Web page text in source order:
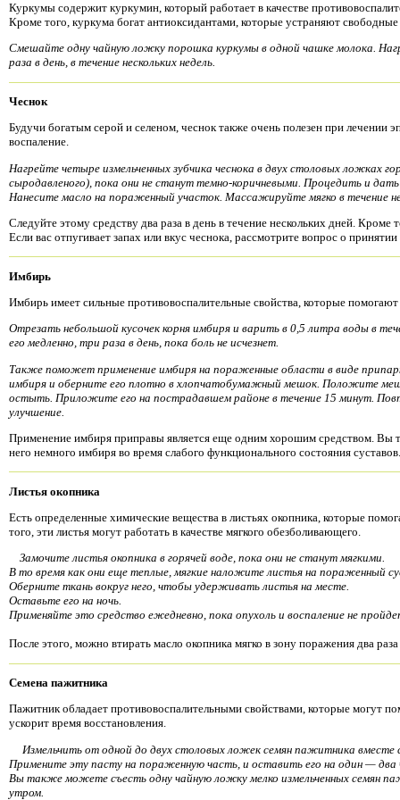
Куркумы содержит куркумин, который работает в качестве
Кроме того, куркума богат антиоксидантами, которые устраняют
Смешайте одну чайную ложку порошка куркумы в одной чашке молока.
раза в день, в течение нескольких недель.
Чеснок
Будучи богатым серой и селеном, чеснок также очень полезен при лечении
воспаление.
Нагрейте четыре измельченных зубчика чеснока в двух столовых ложках
сыродавленого), пока они не станут темно-коричневыми. Процедить и
Нанесите масло на пораженный участок. Массажируйте мягко в течение
Следуйте этому средству два раза в день в течение нескольких дней.
Если вас отпугивает запах или вкус чеснока, рассмотрите вопрос о
Имбирь
Имбирь имеет сильные противовоспалительные свойства, которые
Отрезать небольшой кусочек корня имбиря и варить в 0,5 литра воды в
его медленно, три раза в день, пока боль не исчезнет.
Также поможет применение имбиря на пораженные области в виде
имбиря и оберните его плотно в хлопчатобумажный мешок. Положите
остыть. Приложите его на пострадавшем районе в течение 15 минут.
улучшение.
Применение имбиря приправы является еще одним хорошим средством. Вы
него немного имбиря во время слабого функционального состояния суставов.
Листья окопника
Есть определенные химические вещества в листьях окопника, которые
того, эти листья могут работать в качестве мягкого обезболивающего.
Замочите листья окопника в горячей воде, пока они не станут мягкими.
В то время как они еще теплые, мягкие наложите листья на пораженный
Оберните ткань вокруг него, чтобы удерживать листья на месте.
Оставьте его на ночь.
Применяйте это средство ежедневно, пока опухоль и воспаление не
После этого, можно втирать масло окопника мягко в зону поражения два
Семена пажитника
Пажитник обладает противовоспалительными свойствами, которые могут
ускорит время восстановления.
Измельчить от одной до двух столовых ложек семян пажитника
Примените эту пасту на пораженную часть, и оставить его на один —
Вы также можете съесть одну чайную ложку мелко измельченных семян
утром.